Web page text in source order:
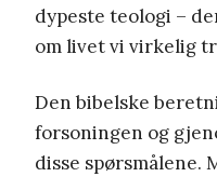
dypeste teologi –
om livet vi virkelig
Den bibelske
forsoningen og
disse spørsmålene.